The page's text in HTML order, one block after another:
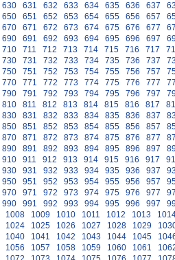
630 631 632 633 634 635 636 637
650 651 652 653 654 655 656 657
670 671 672 673 674 675 676 677
690 691 692 693 694 695 696 697
710 711 712 713 714 715 716 717
730 731 732 733 734 735 736 737
750 751 752 753 754 755 756 757
770 771 772 773 774 775 776 777
790 791 792 793 794 795 796 797
810 811 812 813 814 815 816 817
830 831 832 833 834 835 836 837
850 851 852 853 854 855 856 857
870 871 872 873 874 875 876 877
890 891 892 893 894 895 896 897
910 911 912 913 914 915 916 917
930 931 932 933 934 935 936 937
950 951 952 953 954 955 956 957
970 971 972 973 974 975 976 977
990 991 992 993 994 995 996 997
1008 1009 1010 1011 1012 1013
1024 1025 1026 1027 1028 1029
1040 1041 1042 1043 1044 1045
1056 1057 1058 1059 1060 1061